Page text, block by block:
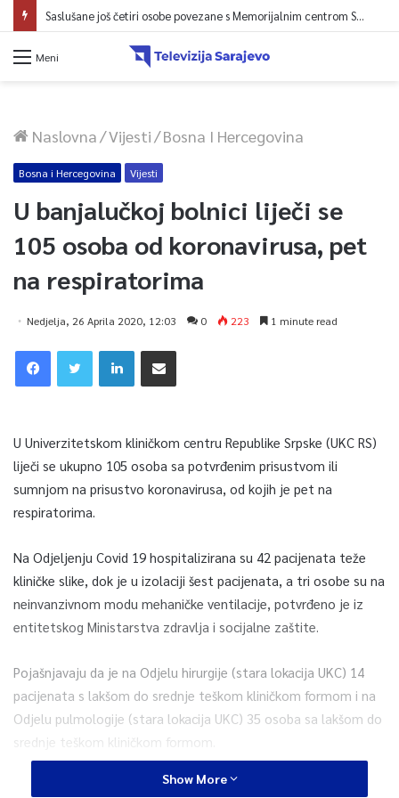
Saslušane još četiri osobe povezane s Memorijalnim centrom Srebrenica, na spisku ukupno 26
Meni
Naslovna/Vijesti/Bosna I Hercegovina
Bosna i Hercegovina Vijesti
U banjalučkoj bolnici liječi se
105 osoba od koronavirusa, pet
na respiratorima
Nedjelja, 26 Aprila 2020, 12:03 0 223 1 minute read
U Univerzitetskom kliničkom centru Republike Srpske (UKC RS)
liječi se ukupno 105 osoba sa potvrđenim prisustvom ili
sumnjom na prisustvo koronavirusa, od kojih je pet na
respiratorima.
Na Odjeljenju Covid 19 hospitalizirana su 42 pacijenata teže
kliničke slike, dok je u izolaciji šest pacijenata, a tri osobe su na
neinvanzivnom modu mehaničke ventilacije, potvrđeno je iz
entitetskog Ministarstva zdravlja i socijalne zaštite.
Pojašnjavaju da je na Odjelu hirurgije (stara lokacija UKC) 14
pacijenata s lakšom do srednje teškom kliničkom formom i na
Odjelu pulmologije (stara lokacija UKC) 35 osoba sa lakšom do
srednje teškom kliničkom formom.
U bolnici u Trebinju zbrinuto je osam pacijenata sa Covid-19
Show More